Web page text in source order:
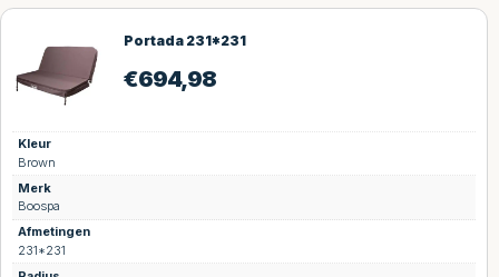
Portada 231*231
€694,98
Kleur
Brown
Merk
Boospa
Afmetingen
231*231